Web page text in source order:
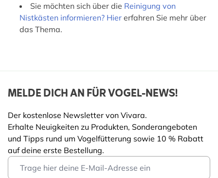
Sie möchten sich über die Reinigung von
Nistkästen informieren? Hier erfahren Sie mehr über
das Thema.
MELDE DICH AN FÜR VOGEL-NEWS!
Der kostenlose Newsletter von Vivara.
Erhalte Neuigkeiten zu Produkten, Sonderangeboten
und Tipps rund um Vogelfütterung sowie 10 % Rabatt
auf deine erste Bestellung.
Email Address